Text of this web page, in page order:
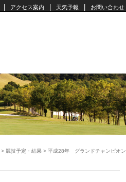
アクセス案内 天気予報 お問い合わせ
> 競技予定・結果 > 平成28年 グランドチャンピオン